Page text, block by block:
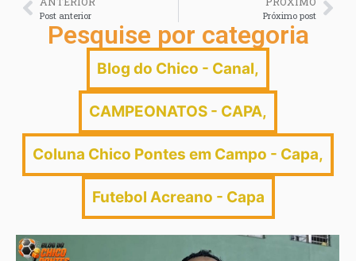
Post anterior Próximo post
Pesquise por categoria
Blog do Chico - Canal,
CAMPEONATOS - CAPA,
Coluna Chico Pontes em Campo - Capa,
Futebol Acreano - Capa